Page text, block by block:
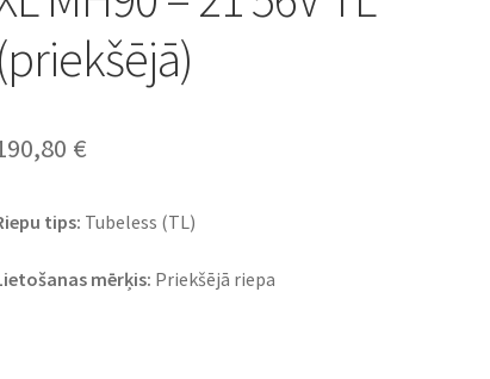
(priekšējā)
€
tips: Tubeless (TL)
mērķis: Priekšējā riepa